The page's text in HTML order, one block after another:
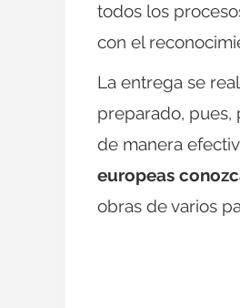
todos los
con el
La entrega se
preparado, pues,
de manera
europeas
obras de varios